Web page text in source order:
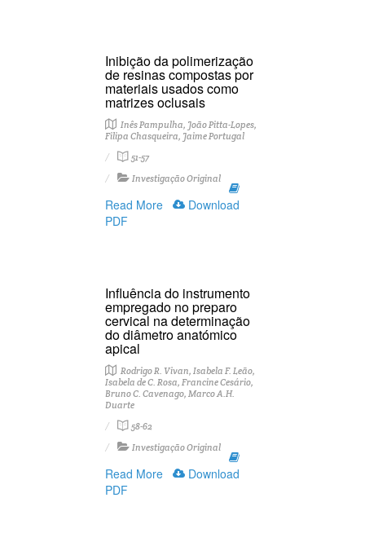
Inibição da polimerização
de resinas compostas por
materiais usados como
matrizes oclusais
Inês Pampulha, João Pitta-Lopes,
Filipa Chasqueira, Jaime Portugal
51-57
Investigação Original
Read More
Download
PDF
Influência do instrumento
empregado no preparo
cervical na determinação
do diâmetro anatómico
apical
Rodrigo R. Vivan, Isabela F. Leão,
Isabela de C. Rosa, Francine Cesário,
Bruno C. Cavenago, Marco A.H.
Duarte
58-62
Investigação Original
Read More
Download
PDF